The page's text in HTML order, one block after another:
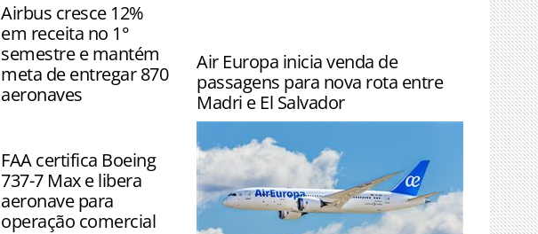
Airbus cresce 12%
em receita no 1°
semestre e mantém
meta de entregar 870
aeronaves
Air Europa inicia venda de
passagens para nova rota entre
Madri e El Salvador
FAA certifica Boeing
737-7 Max e libera
aeronave para
operação comercial